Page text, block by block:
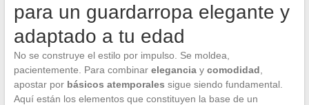
para un guardarropa elegante y
adaptado a tu edad
No se construye el estilo por impulso. Se moldea,
pacientemente. Para combinar eleganciay comodidad
apostar por básicos atemporales sigue siendo fundamental.
Aquí están los elementos que constituyen la base de un